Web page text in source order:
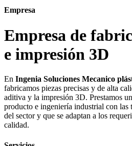
Empresa
Empresa de
e impresión 3D
En Ingenia Soluciones Mecanico
fabricamos piezas precisas y de alta
aditiva y la impresión 3D. Prestamos
producto e ingeniería industrial con las
del sector y que se adaptan a los
calidad.